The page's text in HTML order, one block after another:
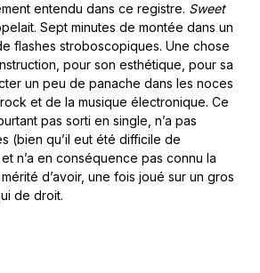
entendu dans ce registre. Sweet
Sept minutes de montée dans un
flashes stroboscopiques. Une chose
pour son esthétique, pour sa
un peu de panache dans les noces
et de la musique électronique. Ce
pas sorti en single, n’a pas
(bien qu’il eut été difficile de
n’a en conséquence pas connu la
d’avoir, une fois joué sur un gros
de droit.